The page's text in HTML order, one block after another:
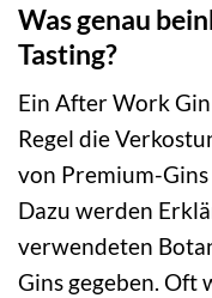
Was genau
Tasting?
Ein After Work
Regel die
von Premium-
Dazu werden
verwendeten
Gins gegeben. Oft